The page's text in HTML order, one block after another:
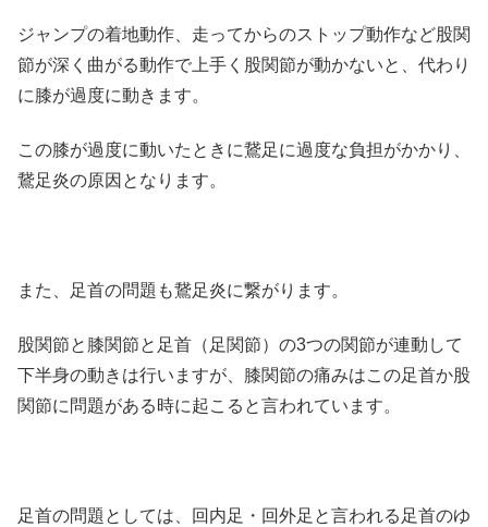
ジャンプの着地動作、走ってからのストップ動作など股関
節が深く曲がる動作で上手く股関節が動かないと、代わり
に膝が過度に動きます。
この膝が過度に動いたときに鵞足に過度な負担がかかり、
鵞足炎の原因となります。
また、足首の問題も鵞足炎に繋がります。
股関節と膝関節と足首（足関節）の3つの関節が連動して
下半身の動きは行いますが、膝関節の痛みはこの足首か股
関節に問題がある時に起こると言われています。
足首の問題としては、回内足・回外足と言われる足首のゆ